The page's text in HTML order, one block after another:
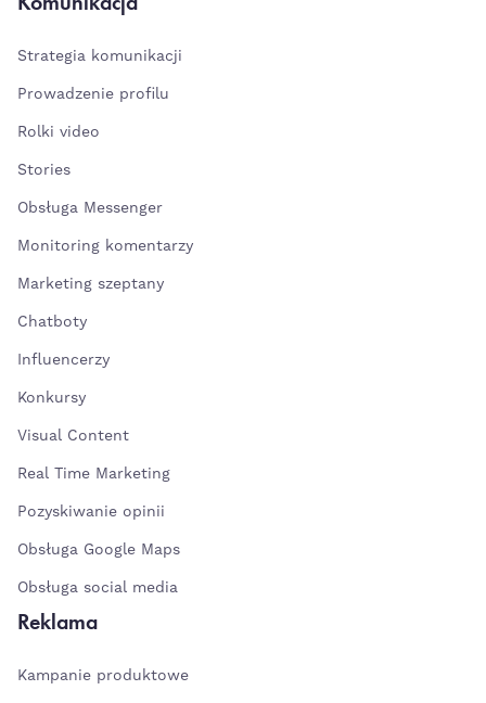
Strategia komunikacji
Prowadzenie profilu
Rolki video
Stories
Obsługa Messenger
Monitoring komentarzy
Marketing szeptany
Chatboty
Influencerzy
Konkursy
Visual Content
Real Time Marketing
Pozyskiwanie opinii
Obsługa Google Maps
Obsługa social media
Reklama
Kampanie produktowe